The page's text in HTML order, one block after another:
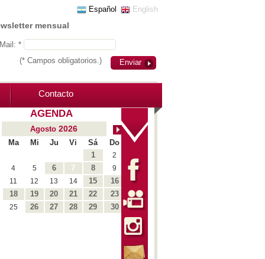
Español English
mensual
*
Enviar
(* Campos obligatorios.)
Contacto
AGENDA
Agosto 2026
Ma Mi Ju Vi Sá
Do
1
2
4 5 6 7 8
9
11 12 13 14 15 16
18 19 20 21 22 23
25 26 27 28 29 30